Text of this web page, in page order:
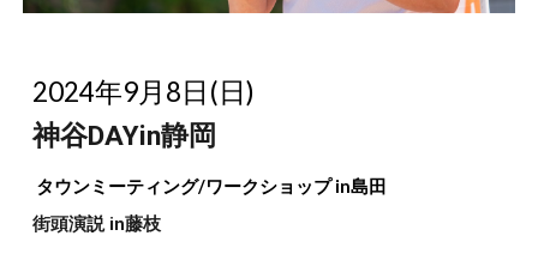
2024年9月8日(日)
神谷DAYin静岡
タウンミーティング/ワークショップ in島田
街頭演説 in藤枝